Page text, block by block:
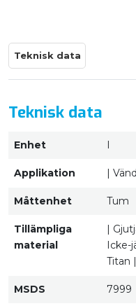
Teknisk data
Teknisk data
Enhet
Applikation |
Måttenhet Tum
Tillämpliga
material
|
Titan |
MSDS 7999